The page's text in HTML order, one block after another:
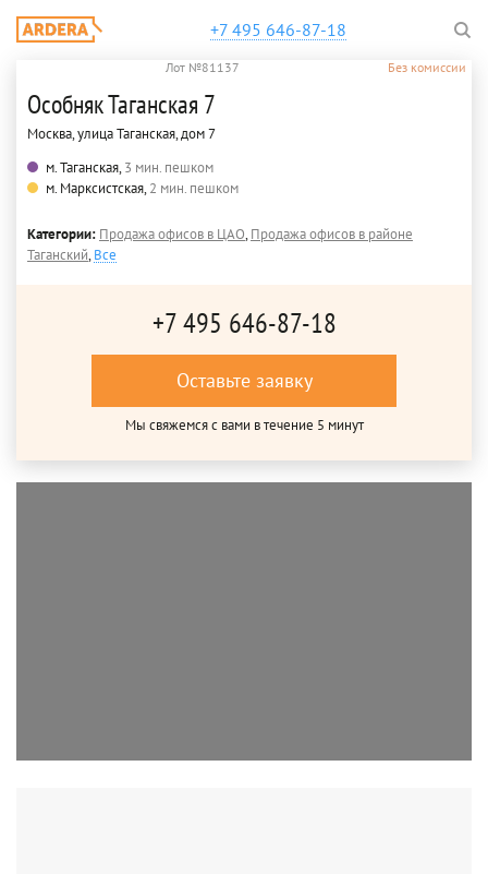
+7 495 646-87-18
Лот №81137 Без комиссии
Особняк Таганская 7
Москва, улица Таганская, дом 7
м. Таганская,3 мин. пешком
м. Марксистская,2 мин. пешком
Категории: Продажа офисов в ЦАО,Продажа офисов в районе
Таганский,Все
+7 495 646-87-18
Оставьте заявку
Мы свяжемся с вами в течение 5 минут